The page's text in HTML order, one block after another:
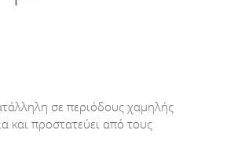
σε περιόδους χαμηλής
και προστατεύει από τους